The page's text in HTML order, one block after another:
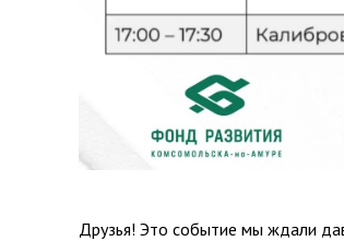
Друзья! Это событие мы ждали